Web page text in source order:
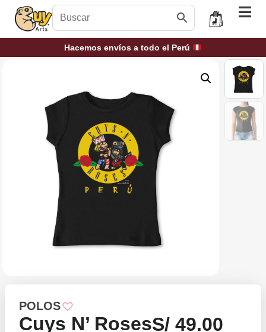
Hacemos envíos a todo el Perú
POLOS
Cuys N’ RosesS/ 49.00